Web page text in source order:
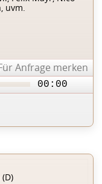
uvm.
Anfrage merken
00:00